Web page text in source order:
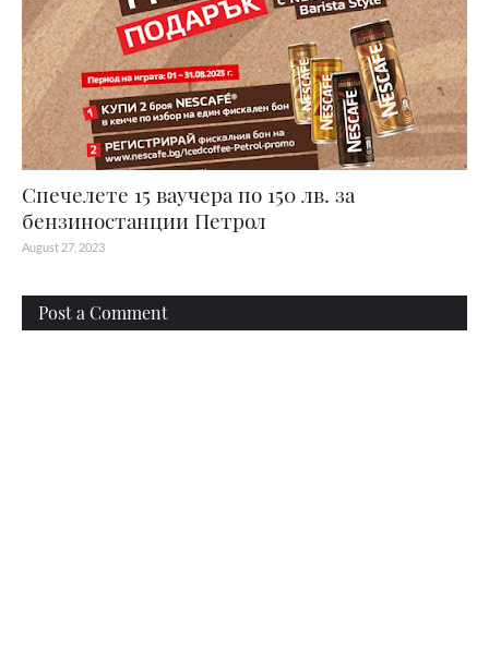
Спечелете 15 ваучера по 150 лв. за
бензиностанции Петрол
August 27, 2023
Post a Comment